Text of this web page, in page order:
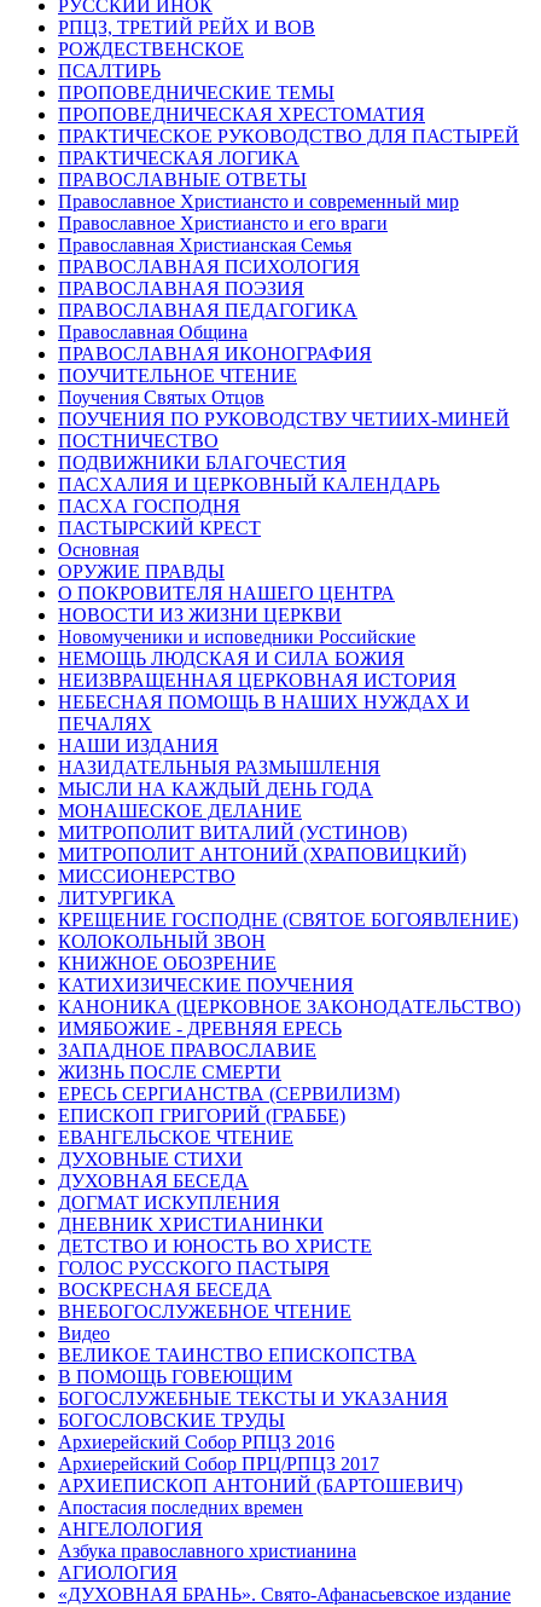
РУССКИЙ ИНОК
РПЦЗ, ТРЕТИЙ РЕЙХ И ВОВ
РОЖДЕСТВЕНСКОЕ
ПСАЛТИРЬ
ПРОПОВЕДНИЧЕСКИЕ ТЕМЫ
ПРОПОВЕДНИЧЕСКАЯ ХРЕСТОМАТИЯ
ПРАКТИЧЕСКОЕ РУКОВОДСТВО ДЛЯ ПАСТЫРЕЙ
ПРАКТИЧЕСКАЯ ЛОГИКА
ПРАВОСЛАВНЫЕ ОТВЕТЫ
Православное Христиансто и современный мир
Православное Христиансто и его враги
Православная Христианская Семья
ПРАВОСЛАВНАЯ ПСИХОЛОГИЯ
ПРАВОСЛАВНАЯ ПОЭЗИЯ
ПРАВОСЛАВНАЯ ПЕДАГОГИКА
Православная Община
ПРАВОСЛАВНАЯ ИКОНОГРАФИЯ
ПОУЧИТЕЛЬНОЕ ЧТЕНИЕ
Поучения Святых Отцов
ПОУЧЕНИЯ ПО РУКОВОДСТВУ ЧЕТИИХ-МИНЕЙ
ПОСТНИЧЕСТВО
ПОДВИЖНИКИ БЛАГОЧЕСТИЯ
ПАСХАЛИЯ И ЦЕРКОВНЫЙ КАЛЕНДАРЬ
ПАСХА ГОСПОДНЯ
ПАСТЫРСКИЙ КРЕСТ
Основная
ОРУЖИЕ ПРАВДЫ
О ПОКРОВИТЕЛЯ НАШЕГО ЦЕНТРА
НОВОСТИ ИЗ ЖИЗНИ ЦЕРКВИ
Новомученики и исповедники Российские
НЕМОЩЬ ЛЮДСКАЯ И СИЛА БОЖИЯ
НЕИЗВРАЩЕННАЯ ЦЕРКОВНАЯ ИСТОРИЯ
НЕБЕСНАЯ ПОМОЩЬ В НАШИХ НУЖДАХ И
ПЕЧАЛЯХ
НАШИ ИЗДАНИЯ
НАЗИДАТЕЛЬНЫЯ РАЗМЫШЛЕНІЯ
МЫСЛИ НА КАЖДЫЙ ДЕНЬ ГОДА
МОНАШЕСКОЕ ДЕЛАНИЕ
МИТРОПОЛИТ ВИТАЛИЙ (УСТИНОВ)
МИТРОПОЛИТ АНТОНИЙ (ХРАПОВИЦКИЙ)
МИССИОНЕРСТВО
ЛИТУРГИКА
КРЕЩЕНИЕ ГОСПОДНЕ (СВЯТОЕ БОГОЯВЛЕНИЕ)
КОЛОКОЛЬНЫЙ ЗВОН
КНИЖНОЕ ОБОЗРЕНИЕ
КАТИХИЗИЧЕСКИЕ ПОУЧЕНИЯ
КАНОНИКА (ЦЕРКОВНОЕ ЗАКОНОДАТЕЛЬСТВО)
ИМЯБОЖИЕ - ДРЕВНЯЯ ЕРЕСЬ
ЗАПАДНОЕ ПРАВОСЛАВИЕ
ЖИЗНЬ ПОСЛЕ СМЕРТИ
ЕРЕСЬ СЕРГИАНСТВА (СЕРВИЛИЗМ)
ЕПИСКОП ГРИГОРИЙ (ГРАББЕ)
ЕВАНГЕЛЬСКОЕ ЧТЕНИЕ
ДУХОВНЫЕ СТИХИ
ДУХОВНАЯ БЕСЕДА
ДОГМАТ ИСКУПЛЕНИЯ
ДНЕВНИК ХРИСТИАНИНКИ
ДЕТСТВО И ЮНОСТЬ ВО ХРИСТЕ
ГОЛОС РУССКОГО ПАСТЫРЯ
ВОСКРЕСНАЯ БЕСЕДА
ВНЕБОГОСЛУЖЕБНОЕ ЧТЕНИЕ
Видео
ВЕЛИКОЕ ТАИНСТВО ЕПИСКОПСТВА
В ПОМОЩЬ ГОВЕЮЩИМ
БОГОСЛУЖЕБНЫЕ ТЕКСТЫ И УКАЗАНИЯ
БОГОСЛОВСКИЕ ТРУДЫ
Архиерейский Собор РПЦЗ 2016
Архиерейский Собор ПРЦ/РПЦЗ 2017
АРХИЕПИСКОП АНТОНИЙ (БАРТОШЕВИЧ)
Апостасия последних времен
АНГЕЛОЛОГИЯ
Азбука православного христианина
АГИОЛОГИЯ
«ДУХОВНАЯ БРАНЬ». Свято-Афанасьевское издание